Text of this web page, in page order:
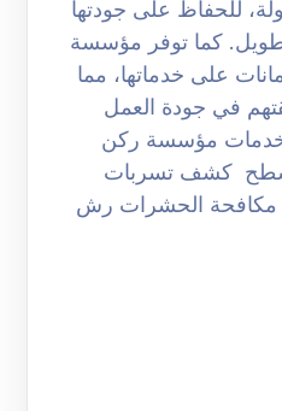
للحفاظ على جودتها
كما توفر مؤسسة
على خدماتها، مما
في جودة العمل
خدمات مؤسسة ركن
اسطح كشف تسربات
الحشرات رش